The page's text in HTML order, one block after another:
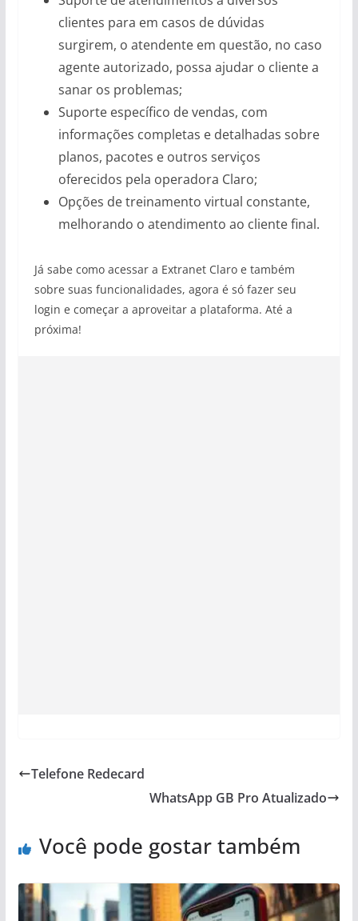
clientes para em casos de dúvidas
surgirem, o atendente em questão, no caso
agente autorizado, possa ajudar o cliente a
sanar os problemas;
Suporte específico de vendas, com
informações completas e detalhadas sobre
planos, pacotes e outros serviços
oferecidos pela operadora Claro;
Opções de treinamento virtual constante,
melhorando o atendimento ao cliente final.
Já sabe como acessar a Extranet Claro e também
sobre suas funcionalidades, agora é só fazer seu
login e começar a aproveitar a plataforma. Até a
próxima!
Telefone Redecard
WhatsApp GB Pro Atualizado
Você pode gostar também